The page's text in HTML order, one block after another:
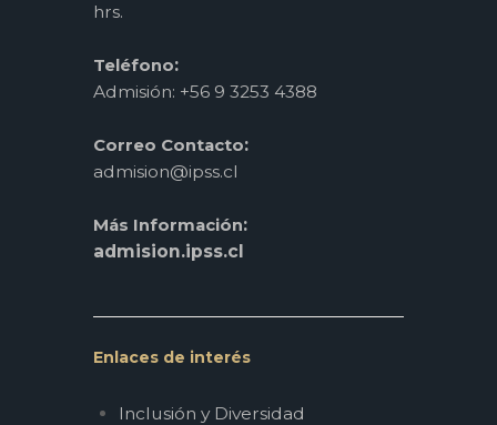
hrs.
Teléfono:
Admisión: +56 9 3253 4388
Correo Contacto:
admision@ipss.cl
Más Información:
admision.ipss.cl
Enlaces de interés
Inclusión y Diversidad